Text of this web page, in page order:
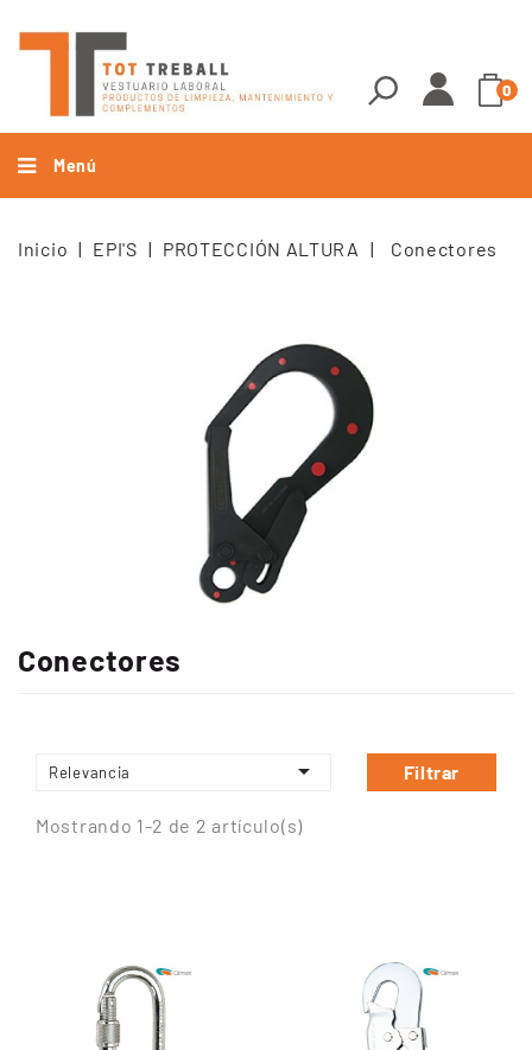
0
Menú
Inicio EPI'S PROTECCIÓN ALTURA Conectores
Conectores
Relevancia  Filtrar
Mostrando 1-2 de 2 artículo(s)